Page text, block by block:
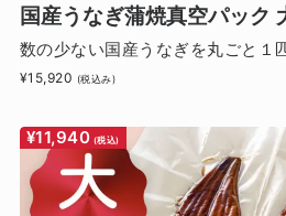
国産うなぎ蒲焼真空パック
数の少ない国産うなぎを丸ごと１
¥15,920 (税込み)
¥11,940 (税込)